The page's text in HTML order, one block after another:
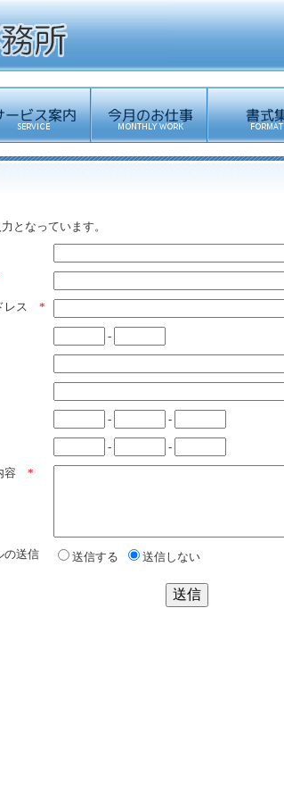
となっています。
レス *
-
-
-
-
-
容 *
の送信 送信する 送信しない